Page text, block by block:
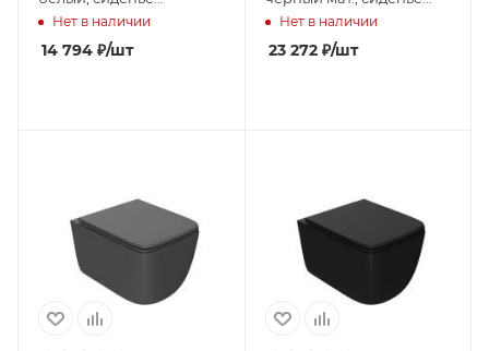
дюропласт микролифт
быстросъем., PN41701
Нет в наличии
14 794 ₽/шт
дюропласт микролифт
быстросъем., PN41701BM
Нет в наличии
23 272₽/шт